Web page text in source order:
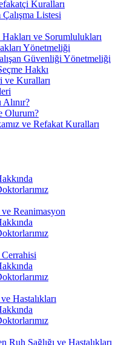
Kuralları
Listesi
Hakları ve Sorumlulukları
Yönetmeliği
Güvenliği Yönetmeliği
Hakkı
ve Kuralları
Olurum?
ve Refakat Kuralları
Reanimasyon
Hastalıkları
Ruh Sağlığı ve Hastalıkları